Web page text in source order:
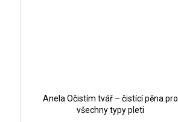
Anela Očistím tvář – čistící pěna pro
všechny typy pleti